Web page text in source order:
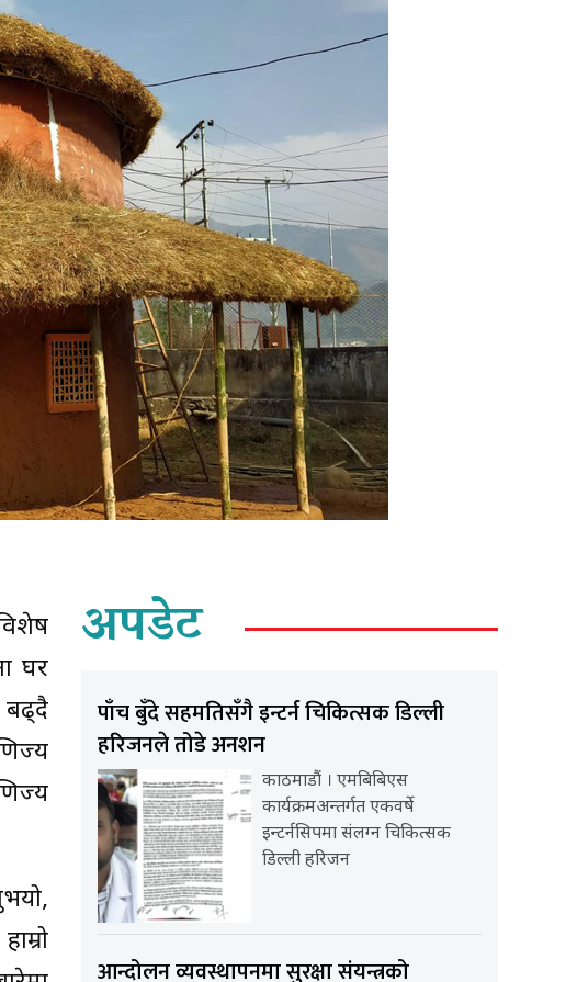
घर
बढ्दै
अपडेट
पाँच बुँदे सहमतिसँगै इन्टर्न चिकित्सक डिल्ली
हरिजनले तोडे अनशन
काठमाडौं । एमबिबिएस
कार्यक्रमअन्तर्गत एकवर्षे
इन्टर्नसिपमा संलग्न चिकित्सक
डिल्ली हरिजन
आन्दोलन व्यवस्थापनमा सुरक्षा संयन्त्रको